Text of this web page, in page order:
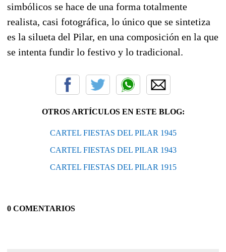
simbólicos se hace de una forma totalmente
realista, casi fotográfica, lo único que se sintetiza
es la silueta del Pilar, en una composición en la que
se intenta fundir lo festivo y lo tradicional.
OTROS ARTÍCULOS EN ESTE BLOG:
CARTEL FIESTAS DEL PILAR 1945
CARTEL FIESTAS DEL PILAR 1943
CARTEL FIESTAS DEL PILAR 1915
0 COMENTARIOS